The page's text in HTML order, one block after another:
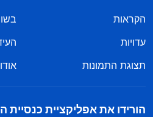
הקראות
עדויות
תצוגת התמונות
הורידו את אפליקציית כנסיית